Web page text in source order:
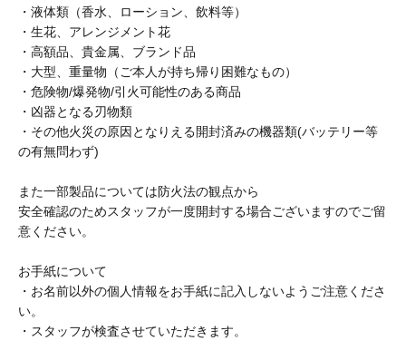
・液体類（香水、ローション、飲料等）
・生花、アレンジメント花
・高額品、貴金属、ブランド品
・大型、重量物（ご本人が持ち帰り困難なもの）
・危険物/爆発物/引火可能性のある商品
・凶器となる刃物類
・その他火災の原因となりえる開封済みの機器類(バッテリー等
の有無問わず)
また一部製品については防火法の観点から
安全確認のためスタッフが一度開封する場合ございますのでご留
意ください。
お手紙について
・お名前以外の個人情報をお手紙に記入しないようご注意くださ
い。
・スタッフが検査させていただきます。